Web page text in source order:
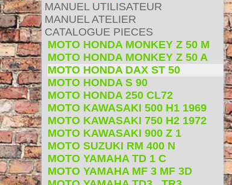
MANUEL UTILISATEUR
MANUEL ATELIER
CATALOGUE PIECES
MOTO HONDA MONKEY Z 50 M
MOTO HONDA MONKEY Z 50 A
MOTO HONDA DAX ST 50
MOTO HONDA S 90
MOTO HONDA 250 CL72
MOTO KAWASAKI 500 H1 1969
MOTO KAWASAKI 750 H2 1972
MOTO KAWASAKI 900 Z 1
MOTO SUZUKI RM 400 N
MOTO YAMAHA TD 1 C
MOTO YAMAHA MF 3 MF 3D